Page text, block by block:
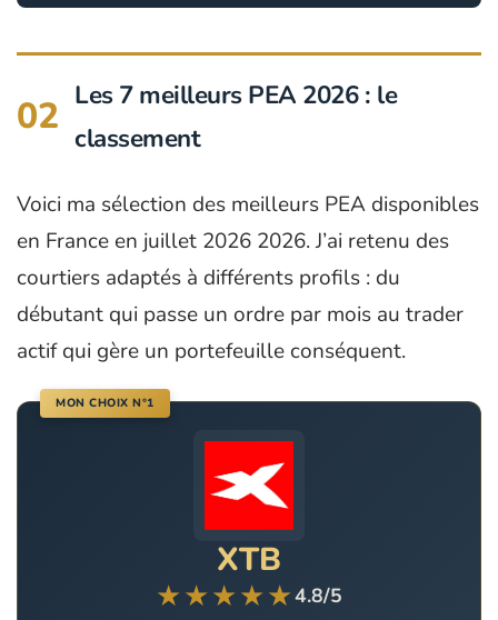
02 Les 7 meilleurs PEA 2026 : le
classement
Voici ma sélection des meilleurs PEA disponibles
en France en juillet 2026 2026. J’ai retenu des
courtiers adaptés à différents profils : du
débutant qui passe un ordre par mois au trader
actif qui gère un portefeuille conséquent.
MON CHOIX N°1
XTB
★★★★★4.8/5